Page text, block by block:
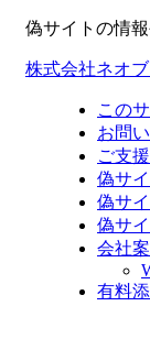
偽サイトの情
株式会社ネオ
この
お問
ご支
偽サ
偽サ
偽サ
会社
有料